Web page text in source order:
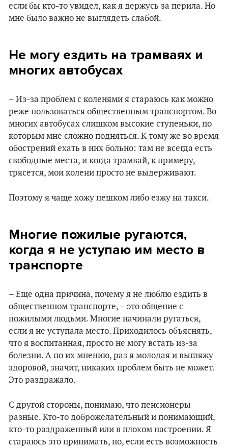
если бы кто-то увидел, как я держусь за перила. Но
мне было важно не выглядеть слабой.
Не могу ездить на трамваях и
многих автобусах
– Из-за проблем с коленями я стараюсь как можно
реже пользоваться общественным транспортом. Во
многих автобусах слишком высокие ступеньки, по
которым мне сложно подняться. К тому же во время
обострений ехать в них больно: там не всегда есть
свободные места, и когда трамвай, к примеру,
трясется, мои колени просто не выдерживают.
Поэтому я чаще хожу пешком либо езжу на такси.
Многие пожилые ругаются,
когда я не уступаю им место в
транспорте
– Еще одна причина, почему я не люблю ездить в
общественном транспорте, – это общение с
пожилыми людьми. Многие начинали ругаться,
если я не уступала место. Приходилось объяснять,
что я воспитанная, просто не могу встать из-за
болезни. А по их мнению, раз я молодая и выгляжу
здоровой, значит, никаких проблем быть не может.
Это раздражало.
С другой стороны, понимаю, что пенсионеры
разные. Кто-то доброжелательный и понимающий,
кто-то раздраженный или в плохом настроении. Я
стараюсь это принимать, но, если есть возможность